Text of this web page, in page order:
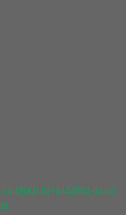
ĐKKD 0316152993 do sở